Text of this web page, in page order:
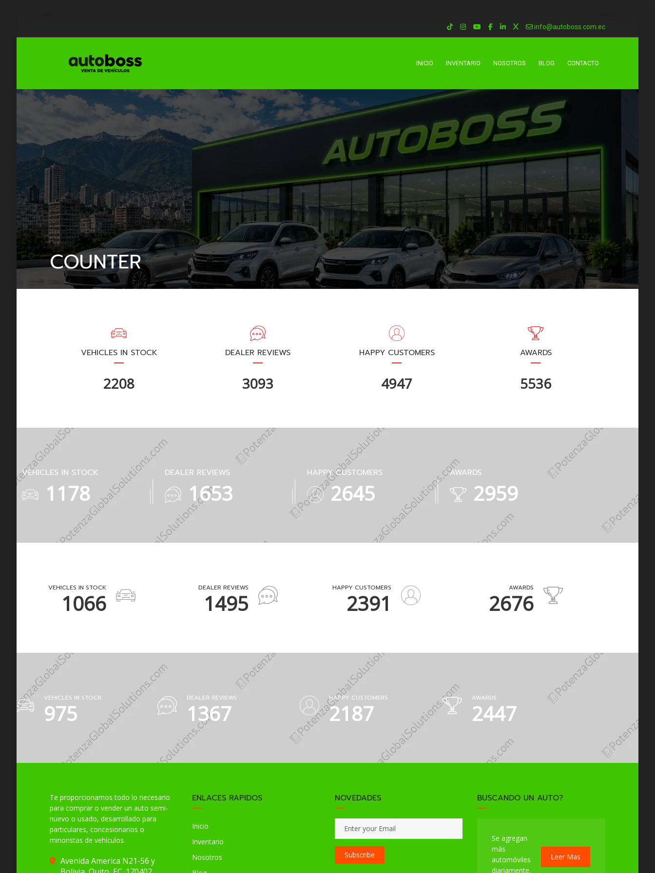
info@autoboss.com.ec
INICIO INVENTARIO NOSOTROS BLOG CONTACTO
COUNTER
VEHICLES IN STOCK
2641
DEALER REVIEWS
3701
HAPPY CUSTOMERS
5921
AWARDS
6626
VEHICLES IN STOCK
1602
DEALER REVIEWS
2248
HAPPY CUSTOMERS
3597
AWARDS
4024
VEHICLES IN STOCK
1480
DEALER REVIEWS
2077
HAPPY CUSTOMERS
3322
AWARDS
3718
VEHICLES IN STOCK
1380
DEALER REVIEWS
1937
HAPPY CUSTOMERS
3098
AWARDS
3467
Te proporcionamos todo lo necesario
para comprar o vender un auto semi-
nuevo o usado, desarrollado para
particulares, concesionarios o
minoristas de vehículos.
Avenida America N21-56 y
ENLACES RAPIDOS
Inicio
Inventario
Nosotros
NOVEDADES
Subscribe
BUSCANDO UN AUTO?
Se agregan
más
automóviles
diariamente.
Leer Mas